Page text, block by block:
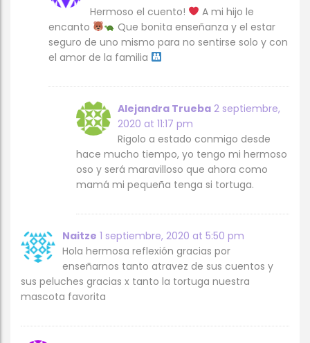
Hermoso el cuento!
A mi hijo le
encanto
Que bonita enseñanza y el estar
seguro de uno mismo para no sentirse solo y con
el amor de la familia
Alejandra Trueba 2 septiembre,
2020 at 11:17 pm
Rigolo a estado conmigo desde
hace mucho tiempo, yo tengo mi hermoso
oso y será maravilloso que ahora como
mamá mi pequeña tenga si tortuga.
Naitze 1 septiembre, 2020 at 5:50 pm
Hola hermosa reflexión gracias por
enseñarnos tanto atravez de sus cuentos y
sus peluches gracias x tanto la tortuga nuestra
mascota favorita